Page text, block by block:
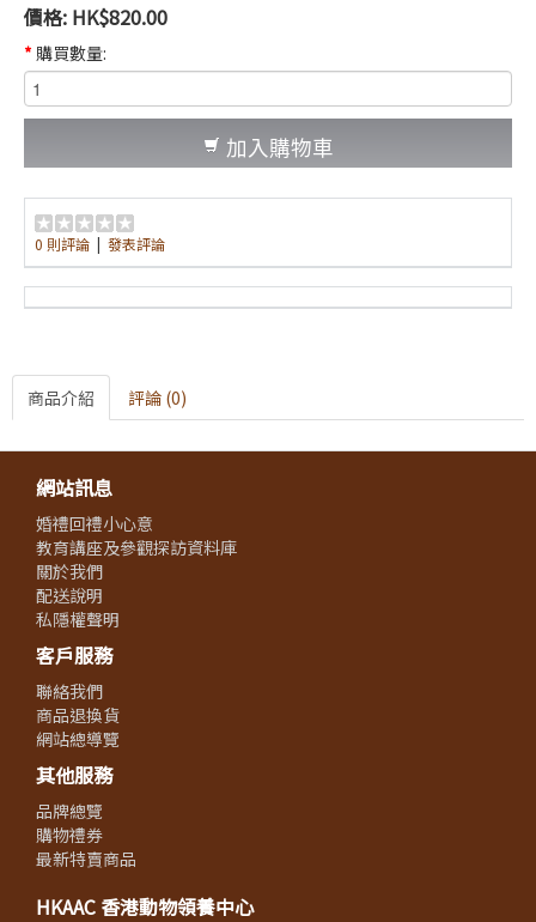
價格: HK$820.00
* 購買數量:
加入購物車
0 則評論 | 發表評論
商品介紹 評論 (0)
網站訊息
婚禮回禮小心意
教育講座及參觀探訪資料庫
關於我們
配送說明
私隱權聲明
客戶服務
聯絡我們
商品退換貨
網站總導覽
其他服務
品牌總覽
購物禮券
最新特賣商品
HKAAC 香港動物領養中心